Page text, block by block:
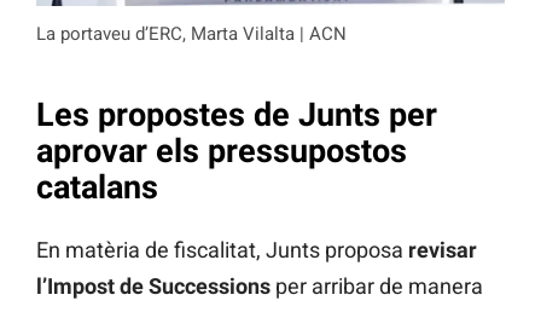
La portaveu d’ERC, Marta Vilalta | ACN
Les propostes de Junts per
aprovar els pressupostos
catalans
En matèria de fiscalitat, Junts proposa revisar
l’Impost de Successions per arribar de manera